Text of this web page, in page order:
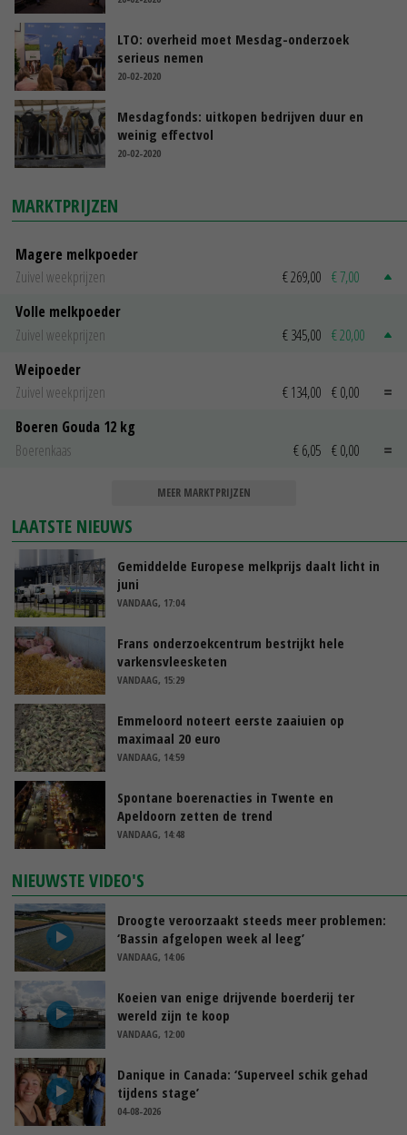
LTO: overheid moet Mesdag-onderzoek
serieus nemen
20-02-2020
Mesdagfonds: uitkopen bedrijven duur en
weinig effectvol
20-02-2020
MARKTPRIJZEN
Magere melkpoeder
Zuivel weekprijzen
€ 269,00 € 7,00
Volle melkpoeder
Zuivel weekprijzen
€ 345,00 € 20,00
Weipoeder
Zuivel weekprijzen
€ 134,00 € 0,00
Boeren Gouda 12 kg
Boerenkaas
€ 6,05 € 0,00
MEER MARKTPRIJZEN
LAATSTE NIEUWS
Gemiddelde Europese melkprijs daalt licht in
juni
VANDAAG, 17:04
Frans onderzoekcentrum bestrijkt hele
varkensvleesketen
VANDAAG, 15:29
Emmeloord noteert eerste zaaiuien op
maximaal 20 euro
VANDAAG, 14:59
Spontane boerenacties in Twente en
Apeldoorn zetten de trend
VANDAAG, 14:48
NIEUWSTE VIDEO'S
Droogte veroorzaakt steeds meer problemen:
‘Bassin afgelopen week al leeg’
VANDAAG, 14:06
Koeien van enige drijvende boerderij ter
wereld zijn te koop
VANDAAG, 12:00
Danique in Canada: ‘Superveel schik gehad
tijdens stage’
04-08-2026